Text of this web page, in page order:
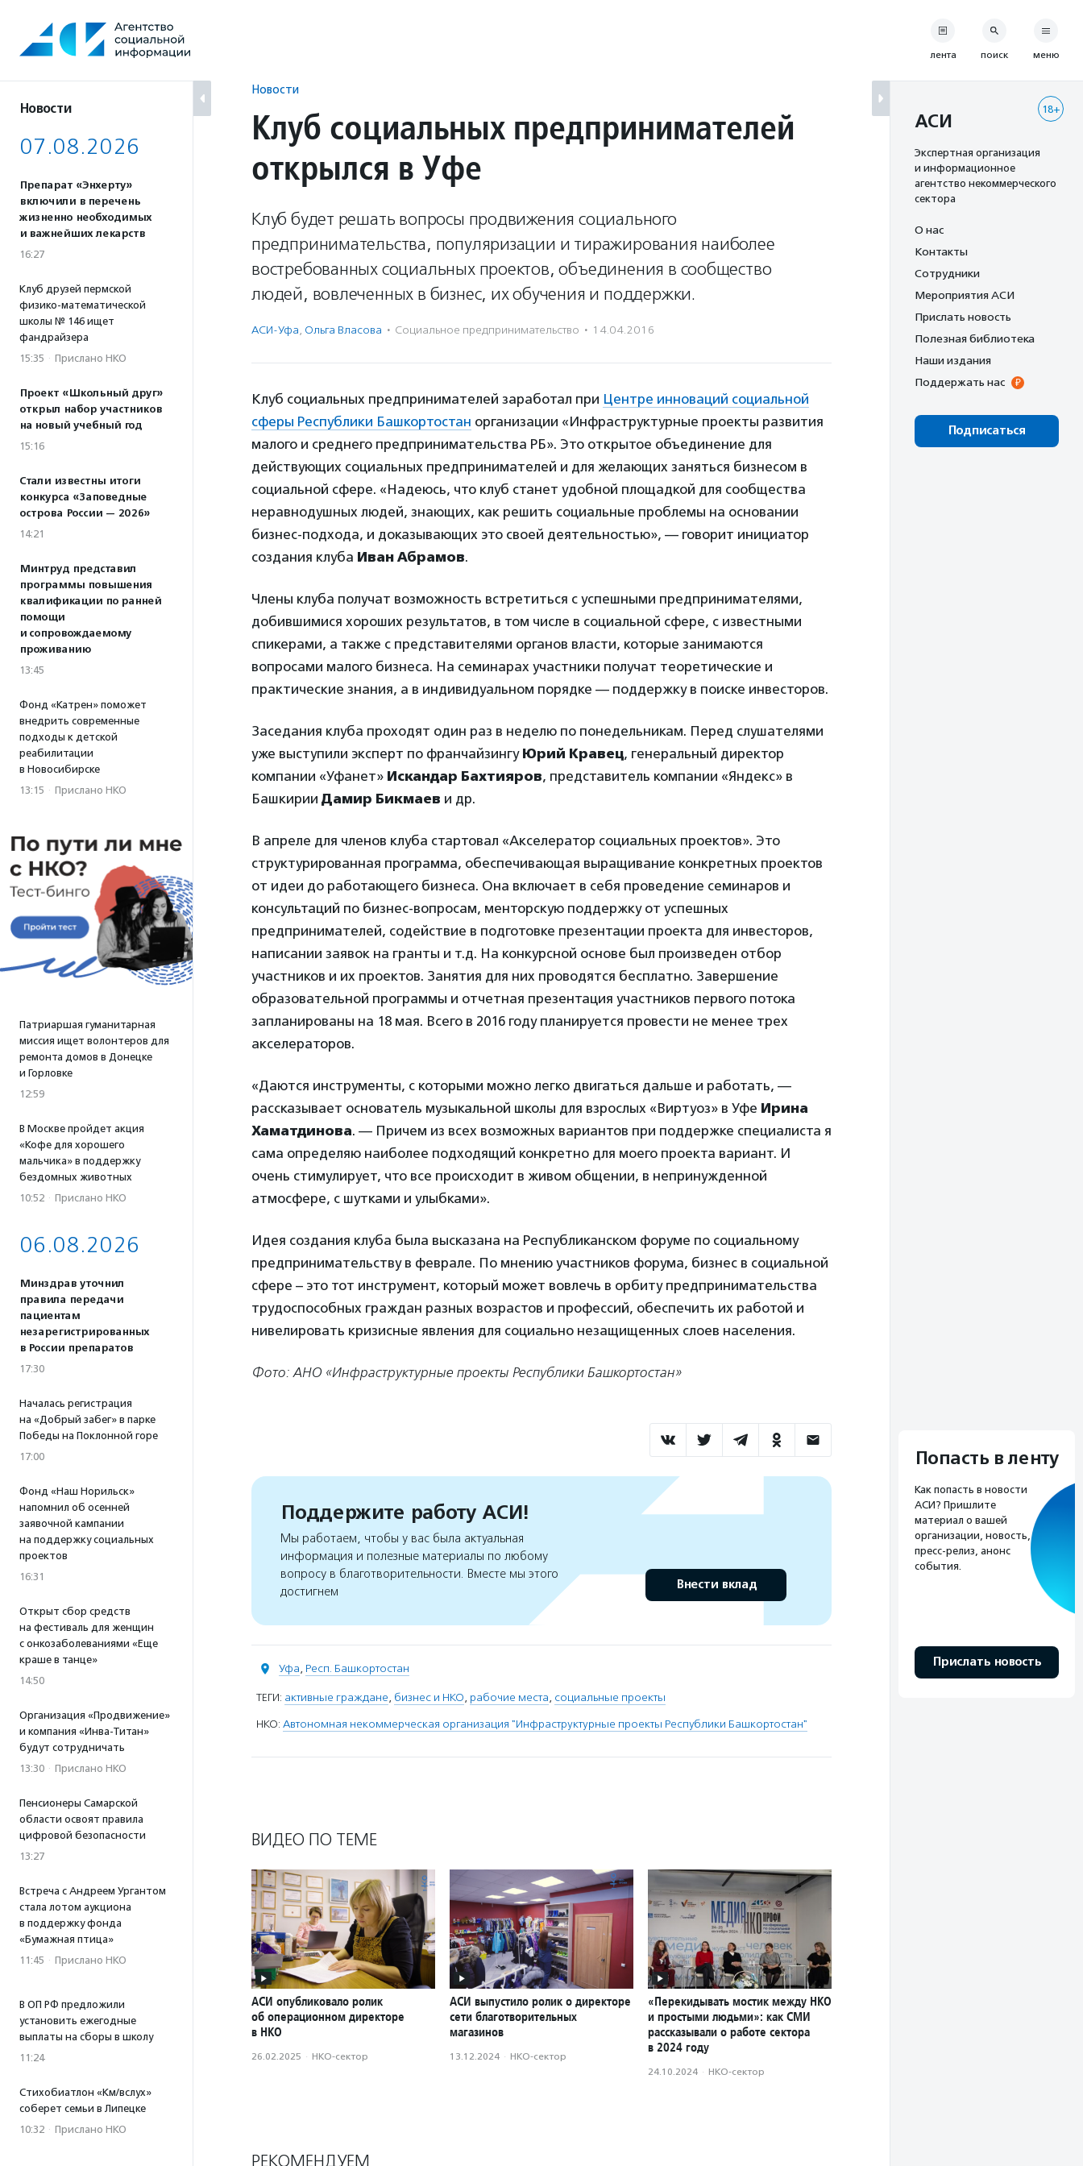
содержанию
Новости
07.08.2026
Препарат «Энхерту»
включили в перечень
жизненно необходимых
и важнейших лекарств
16:27
Клуб друзей пермской
физико-математической
школы № 146 ищет
фандрайзера
15:35 · Прислано НКО
Проект «Школьный друг»
открыл набор участников
на новый учебный год
15:16
Стали известны итоги
конкурса «Заповедные
острова России — 2026»
14:21
Минтруд представил
программы повышения
квалификации по ранней
помощи
и сопровождаемому
проживанию
13:45
Фонд «Катрен» поможет
внедрить современные
подходы к детской
реабилитации
в Новосибирске
13:15 · Прислано НКО
Патриаршая гуманитарная
миссия ищет волонтеров для
ремонта домов в Донецке
и Горловке
12:59
В Москве пройдет акция
«Кофе для хорошего
мальчика» в поддержку
бездомных животных
10:52 · Прислано НКО
06.08.2026
Минздрав уточнил
правила передачи
пациентам
незарегистрированных
в России препаратов
17:30
Началась регистрация
на «Добрый забег» в парке
Победы на Поклонной горе
17:00
Фонд «Наш Норильск»
напомнил об осенней
заявочной кампании
на поддержку социальных
проектов
16:31
Открыт сбор средств
на фестиваль для женщин
с онкозаболеваниями «Еще
краше в танце»
14:50
Организация «Продвижение»
и компания «Инва-Титан»
будут сотрудничать
13:30 · Прислано НКО
Пенсионеры Самарской
области освоят правила
цифровой безопасности
13:27
Встреча с Андреем Ургантом
стала лотом аукциона
в поддержку фонда
«Бумажная птица»
11:45 · Прислано НКО
В ОП РФ предложили
установить ежегодные
выплаты на сборы в школу
11:24
Стихобиатлон «Км/вслух»
соберет семьи в Липецке
10:32 · Прислано НКО
Новости
Клуб социальных предпринимателей
открылся в Уфе
Клуб будет решать вопросы продвижения социального
предпринимательства, популяризации и тиражирования наиболее
востребованных социальных проектов, объединения в сообщество
людей, вовлеченных в бизнес, их обучения и поддержки.
АСИ-Уфа, Ольга Власова · Социальное предпри­нима­тель­ство · 14.04.2016
Клуб социальных предпринимателей заработал при Центре инноваций социальной
сферы Республики Башкортостан организации «Инфраструктурные проекты развития
малого и среднего предпринимательства РБ». Это открытое объединение для
действующих социальных предпринимателей и для желающих заняться бизнесом в
социальной сфере. «Надеюсь, что клуб станет удобной площадкой для сообщества
неравнодушных людей, знающих, как решить социальные проблемы на основании
бизнес-подхода, и доказывающих это своей деятельностью», — говорит инициатор
создания клуба Иван Абрамов.
Члены клуба получат возможность встретиться с успешными предпринимателями,
добившимися хороших результатов, в том числе в социальной сфере, с известными
спикерами, а также с представителями органов власти, которые занимаются
вопросами малого бизнеса. На семинарах участники получат теоретические и
практические знания, а в индивидуальном порядке — поддержку в поиске инвесторов.
Заседания клуба проходят один раз в неделю по понедельникам. Перед слушателями
уже выступили эксперт по франчайзингу Юрий Кравец, генеральный директор
компании «Уфанет» Искандар Бахтияров, представитель компании «Яндекс» в
Башкирии Дамир Бикмаев и др.
В апреле для членов клуба стартовал «Акселератор социальных проектов». Это
структурированная программа, обеспечивающая выращивание конкретных проектов
от идеи до работающего бизнеса. Она включает в себя проведение семинаров и
консультаций по бизнес-вопросам, менторскую поддержку от успешных
предпринимателей, содействие в подготовке презентации проекта для инвесторов,
написании заявок на гранты и т.д. На конкурсной основе был произведен отбор
участников и их проектов. Занятия для них проводятся бесплатно. Завершение
образовательной программы и отчетная презентация участников первого потока
запланированы на 18 мая. Всего в 2016 году планируется провести не менее трех
акселераторов.
«Даются инструменты, с которыми можно легко двигаться дальше и работать, —
рассказывает основатель музыкальной школы для взрослых «Виртуоз» в Уфе Ирина
Хаматдинова. — Причем из всех возможных вариантов при поддержке специалиста я
сама определяю наиболее подходящий конкретно для моего проекта вариант. И
очень стимулирует, что все происходит в живом общении, в непринужденной
атмосфере, с шутками и улыбками».
Идея создания клуба была высказана на Республиканском форуме по социальному
предпринимательству в феврале. По мнению участников форума, бизнес в социальной
сфере – это тот инструмент, который может вовлечь в орбиту предпринимательства
трудоспособных граждан разных возрастов и профессий, обеспечить их работой и
нивелировать кризисные явления для социально незащищенных слоев населения.
Фото: АНО «Инфраструктурные проекты Республики Башкортостан»
Поддержите работу АСИ!
Мы работаем, чтобы у вас была актуальная
информация и полезные материалы по любому
вопросу в благотворительности. Вместе мы этого
достигнем
Внести вклад
Уфа, Респ. Башкортостан
ТЕГИ: активные граждане, бизнес и НКО, рабочие места, социальные проекты
НКО: Автономная некоммерческая организация "Инфраструктурные проекты Республики Башкортостан"
ВИДЕО ПО ТЕМЕ
АСИ опубликовало ролик
об операционном директоре
в НКО
26.02.2025 · НКО-сектор
АСИ выпустило ролик о директоре
сети благотворительных
магазинов
13.12.2024 · НКО-сектор
«Перекидывать мостик между НКО
и простыми людьми»: как СМИ
рассказывали о работе сектора
в 2024 году
24.10.2024 · НКО-сектор
РЕКОМЕНДУЕМ
лента поиск меню
18+
АСИ
Экспертная организация
и информационное
агентство некоммерческого
сектора
О нас
Контакты
Сотрудники
Мероприятия АСИ
Прислать новость
Полезная библиотека
Наши издания
Поддержать нас
Подписаться
Попасть в ленту
Как попасть в новости
АСИ? Пришлите
материал о вашей
организации, новость,
пресс-релиз, анонс
события.
Прислать новость